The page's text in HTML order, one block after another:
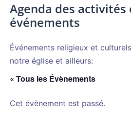
Agenda des activités
événements
Événements religieux et
notre église et ailleurs:
« Tous les Évènements
Cet évènement est passé.